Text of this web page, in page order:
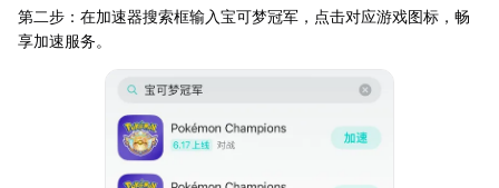
第二步：在加速器搜索框输入宝可梦冠军，点击对应游戏图标，畅
享加速服务。